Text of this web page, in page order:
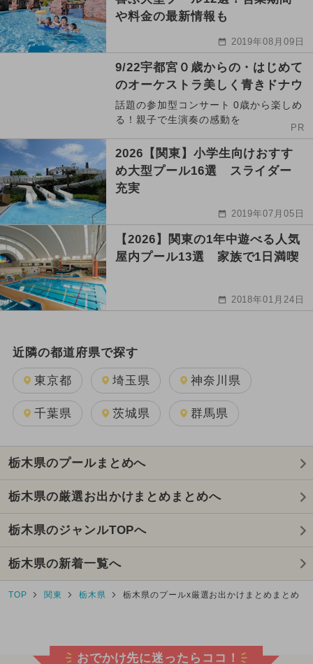
や料金の最新情報も
2019年08月09日
9/22宇都宮０歳からの・はじめて
のオーケストラ美しく青きドナウ
話題の参加型コンサート 0歳から楽しめ
る！親子で生演奏の感動を
PR
2026【関東】小学生向けおすす
め大型プール16選 スライダー
充実
2019年07月05日
【2026】関東の1年中遊べる人気
屋内プール13選 家族で1日満喫
2018年01月24日
近隣の都道府県で探す
東京都 埼玉県 神奈川県
千葉県 茨城県 群馬県
栃木県のプールまとめへ
栃木県の厳選お出かけまとめまとめへ
栃木県のジャンルTOPへ
栃木県の新着一覧へ
TOP 関東 栃木県 栃木県のプールx厳選お出かけまとめまとめ
おでかけ先に迷ったらココ！